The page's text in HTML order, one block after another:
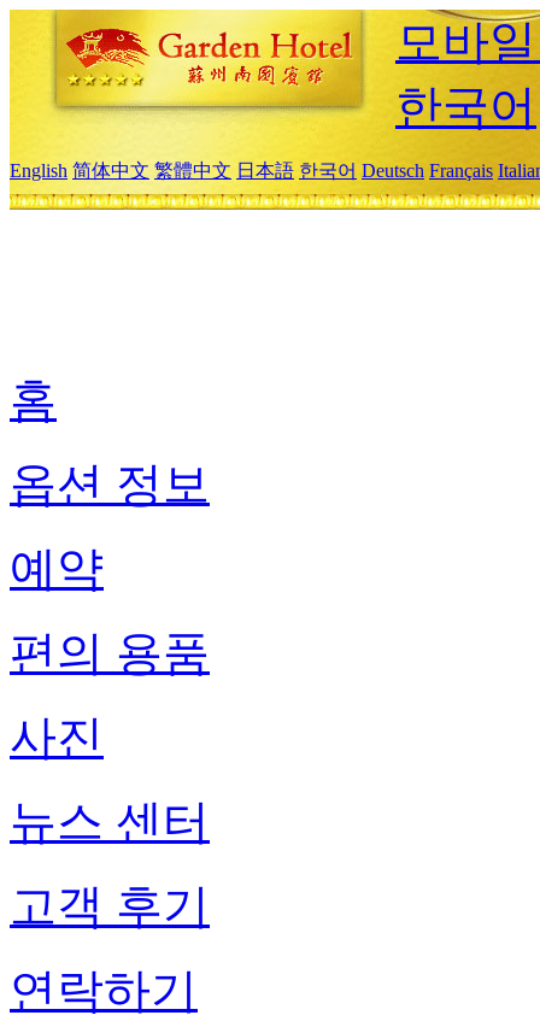
모바
한국어
English 简体中文 繁體中文 日本語 한국어 Deutsch Français
홈
옵션 정보
예약
편의 용품
사진
뉴스 센터
고객 후기
연락하기